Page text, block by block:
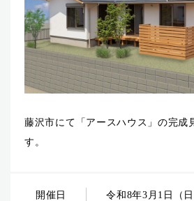
藤沢市にて「アースハウス」の完成
す。
開催日
令和8年3月1日（日